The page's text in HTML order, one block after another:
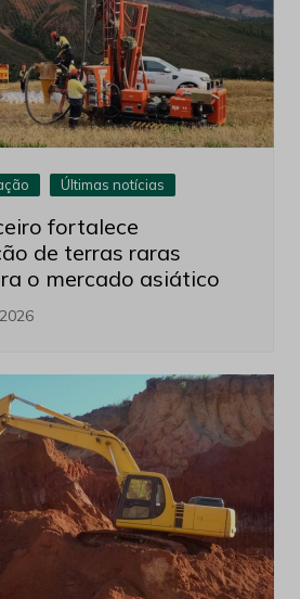
Últimas notícias
fortalece
de terras raras
o mercado asiático